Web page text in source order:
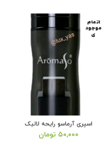
اتمام
موجود
ی
اسپری آرماسو رایحه لالیک
۵۰,۰۰۰ تومان